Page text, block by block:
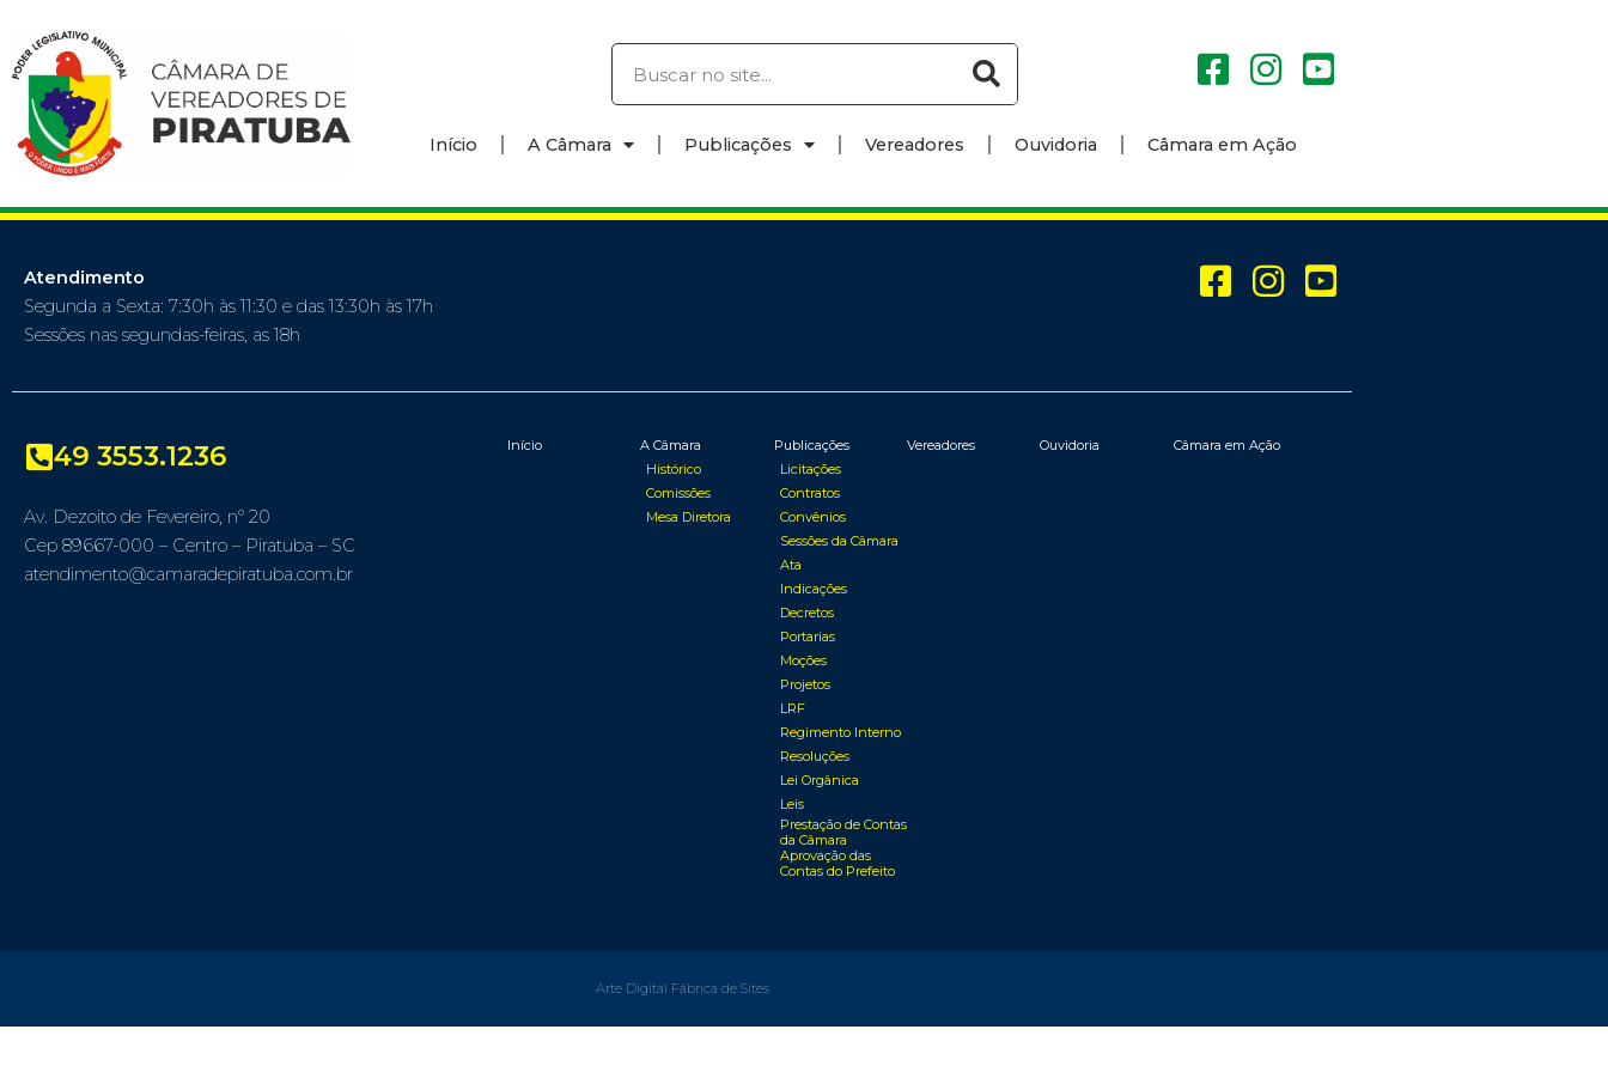
Início A Câmara Publicações Vereadores Ouvidoria Câmara em Ação
Atendimento
Segunda a Sexta: 7:30h às 11:30 e das 13:30h às 17h
Sessões nas segundas-feiras, as 18h
49 3553.1236
Av. Dezoito de Fevereiro, nº 20
Cep 89667-000 – Centro – Piratuba – SC
atendimento@camaradepiratuba.com.br
Início
A Câmara
Histórico
Comissões
Mesa Diretora
Publicações
Licitações
Contratos
Convênios
Sessões da Câmara
Ata
Indicações
Decretos
Portarias
Moções
Projetos
LRF
Regimento Interno
Resoluções
Lei Orgânica
Leis
Prestação de Contas
da Câmara
Aprovação das
Contas do Prefeito
Vereadores Ouvidoria Câmara em Ação
Arte Digital Fábrica de Sites